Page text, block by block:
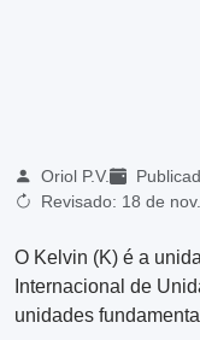
Oriol P.V.
Revisado: 18 de
O Kelvin (K) é a
Internacional de
unidades